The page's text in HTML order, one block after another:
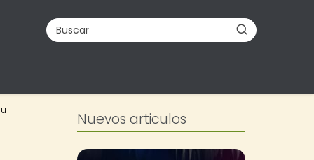
Nuevos articulos